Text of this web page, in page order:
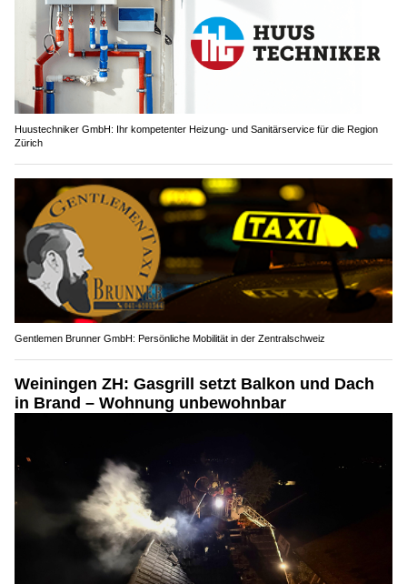
Huustechniker GmbH: Ihr kompetenter Heizung- und Sanitärservice für die Region
Zürich
Gentlemen Brunner GmbH: Persönliche Mobilität in der Zentralschweiz
Weiningen ZH: Gasgrill setzt Balkon und Dach
in Brand – Wohnung unbewohnbar